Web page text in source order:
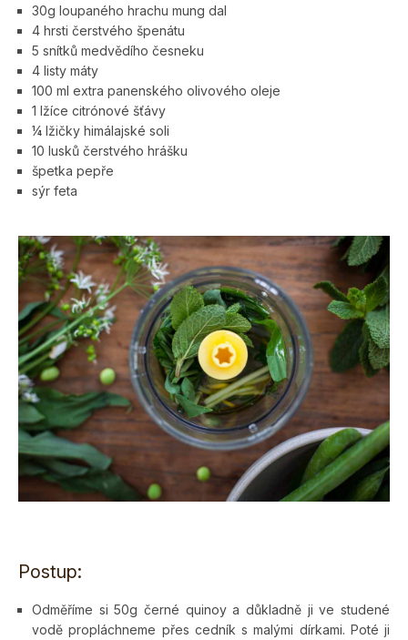
30g loupaného hrachu mung dal
4 hrsti čerstvého špenátu
5 snítků medvědího česneku
4 listy máty
100 ml extra panenského olivového oleje
1 lžíce citrónové šťávy
¼ lžičky himálajské soli
10 lusků čerstvého hrášku
špetka pepře
sýr feta
Postup:
Odměříme si 50g černé quinoy a důkladně ji ve studené
vodě propláchneme přes cedník s malými dírkami. Poté ji